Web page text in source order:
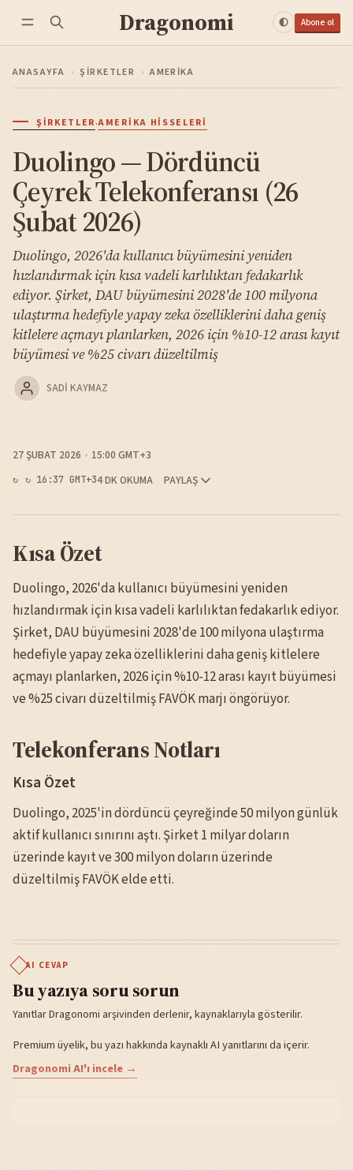
Dragonomi Abone ol
ANASAYFA › ŞIRKETLER › AMERIKA
ŞIRKETLER·AMERIKA HISSELERI
Duolingo — Dördüncü
Çeyrek Telekonferansı (26
Şubat 2026)
Duolingo, 2026'da kullanıcı büyümesini yeniden
hızlandırmak için kısa vadeli karlılıktan fedakarlık
ediyor. Şirket, DAU büyümesini 2028'de 100 milyona
ulaştırma hedefiyle yapay zeka özelliklerini daha geniş
kitlelere açmayı planlarken, 2026 için %10-12 arası kayıt
büyümesi ve %25 civarı düzeltilmiş
SADI KAYMAZ
27 ŞUBAT 2026 15:00 GMT+3
↻ 16:37 GMT+34 DK OKUMA PAYLAŞ
Kısa Özet
Duolingo, 2026'da kullanıcı büyümesini yeniden
hızlandırmak için kısa vadeli karlılıktan fedakarlık ediyor.
Şirket, DAU büyümesini 2028'de 100 milyona ulaştırma
hedefiyle yapay zeka özelliklerini daha geniş kitlelere
açmayı planlarken, 2026 için %10-12 arası kayıt büyümesi
ve %25 civarı düzeltilmiş FAVÖK marjı öngörüyor.
Telekonferans Notları
Kısa Özet
Duolingo, 2025'in dördüncü çeyreğinde 50 milyon günlük
aktif kullanıcı sınırını aştı. Şirket 1 milyar doların
üzerinde kayıt ve 300 milyon doların üzerinde
düzeltilmiş FAVÖK elde etti.
AI CEVAP
Bu yazıya soru sorun
Yanıtlar Dragonomi arşivinden derlenir, kaynaklarıyla gösterilir.
Premium üyelik, bu yazı hakkında kaynaklı AI yanıtlarını da içerir.
Dragonomi AI'ı incele →